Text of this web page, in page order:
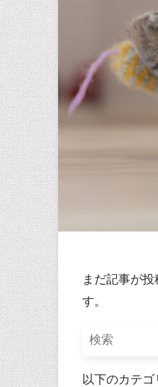
まだ記事が
す。
以下のカテゴ